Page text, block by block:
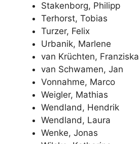
Stakenborg, Philipp
Terhorst, Tobias
Turzer, Felix
Urbanik, Marlene
van Krüchten, Franziska
van Schwamen, Jan
Vonnahme, Marco
Weigler, Mathias
Wendland, Hendrik
Wendland, Laura
Wenke, Jonas